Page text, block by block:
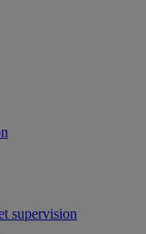
supervision